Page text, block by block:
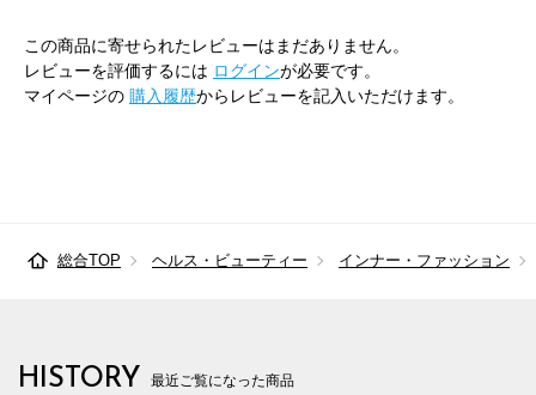
この商品に寄せられたレビューはまだありません。
レビューを評価するには ログインが必要です。
マイページの 購入履歴からレビューを記入いただけます。
総合TOP ヘルス・ビューティー インナー・ファッション
HISTORY 最近ご覧になった商品